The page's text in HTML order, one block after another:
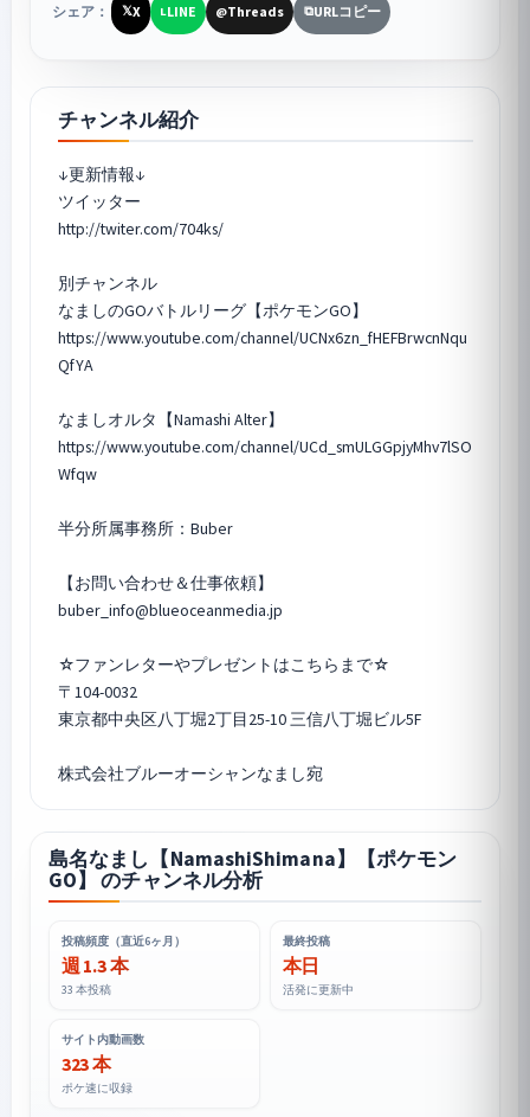
シェア： 𝕏X LLINE @Threads ⧉URLコピー
チャンネル紹介
↓更新情報↓
ツイッター
http://twiter.com/704ks/
別チャンネル
なましのGOバトルリーグ【ポケモンGO】
https://www.youtube.com/channel/UCNx6zn_fHEFBrwcnNqu
QfYA
なましオルタ【Namashi Alter】
https://www.youtube.com/channel/UCd_smULGGpjyMhv7lSO
Wfqw
半分所属事務所：Buber
【お問い合わせ＆仕事依頼】
buber_info@blueoceanmedia.jp
☆ファンレターやプレゼントはこちらまで☆
〒104-0032
東京都中央区八丁堀2丁目25-10 三信八丁堀ビル5F
株式会社ブルーオーシャンなまし宛
島名なまし【NamashiShimana】【ポケモン
GO】 のチャンネル分析
投稿頻度（直近6ヶ月）
週 1.3 本
33 本投稿
最終投稿
本日
活発に更新中
サイト内動画数
323 本
ポケ速に収録